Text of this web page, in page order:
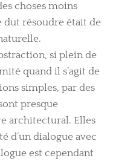
choses moins
dut résoudre était de
si plein de
quand il s’agit de
simples, par des
presque
architectural. Elles
d’un dialogue avec
est cependant